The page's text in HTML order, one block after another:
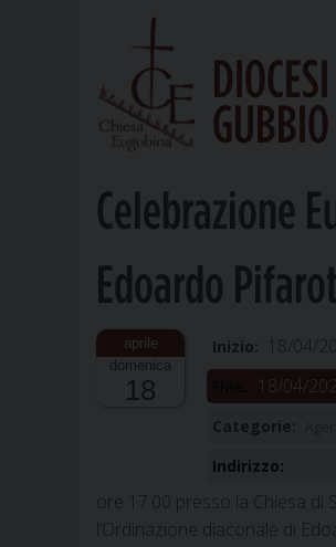
GUBBIO
Celebrazione
Edoardo
domenica
18
Inizio: 18/04/
18/04/
Categorie:
Indirizzo:
ore 17.00 presso la Chiesa
l’Ordinazione diaconale di